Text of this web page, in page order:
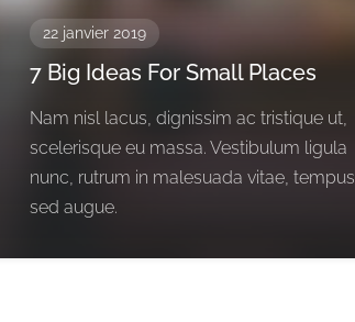
22 janvier 2019
7 Big Ideas For Small Places
Nam nisl lacus, dignissim ac tristique ut,
scelerisque eu massa. Vestibulum ligula
nunc, rutrum in malesuada vitae, tempus
sed augue.